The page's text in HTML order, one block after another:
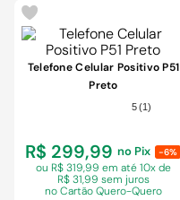
Telefone Celular Positivo P51
Preto
5 (1)
R$ 299,99 no Pix -6%
ou R$ 319,99 em até 10x de
R$ 31,99 sem juros
no Cartão Quero-Quero